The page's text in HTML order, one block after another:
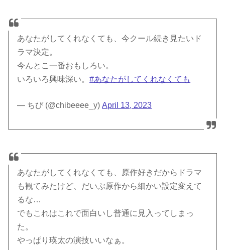
あなたがしてくれなくても、今クール続き見たいド
ラマ決定。
今んとこ一番おもしろい。
いろいろ興味深い。#あなたがしてくれなくても
— ちび (@chibeeee_y)April 13, 2023
あなたがしてくれなくても、原作好きだからドラマ
も観てみたけど、だいぶ原作から細かい設定変えて
るな…
でもこれはこれで面白いし普通に見入ってしまっ
た。
やっぱり瑛太の演技いいなぁ。